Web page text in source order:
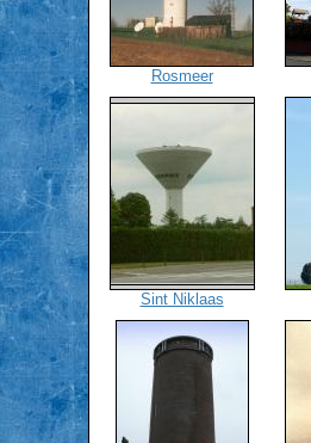
Rosmeer
Sint Niklaas